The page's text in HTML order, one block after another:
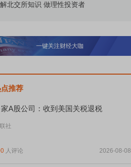
委托那么多种，究竟怎么用？
一键关注财经大咖
推荐
A股公司：收到美国关税退税
社
人评论 2026-08-08